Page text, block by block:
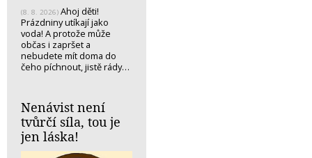
(8. 8. 2026) Ahoj děti!
Prázdniny utíkají jako
voda! A protože může
občas i zapršet a
nebudete mít doma do
čeho píchnout, jistě rády…
Nenávist není
tvůrčí síla, tou je
jen láska!